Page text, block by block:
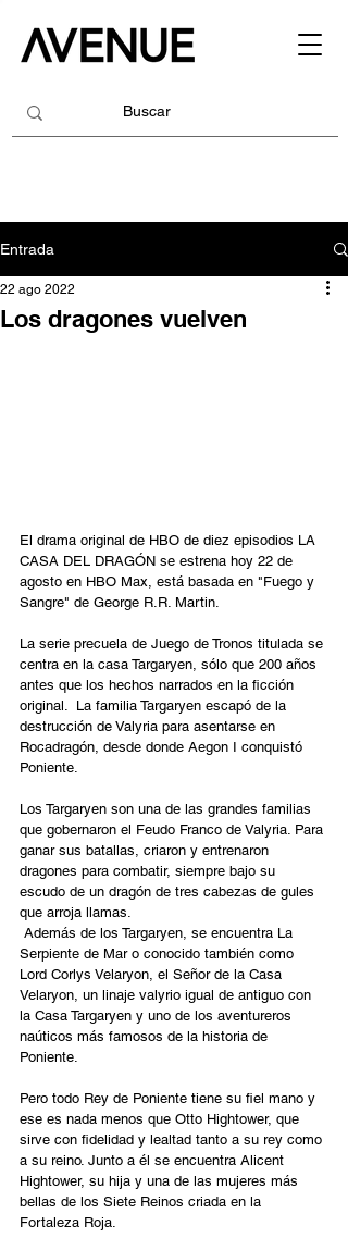
Entrada
Los dragones vuelven
22 ago 2022
El drama original de HBO de diez episodios LA
CASA DEL DRAGÓN se estrena hoy 22 de
agosto en HBO Max, está basada en "Fuego y
Sangre" de George R.R. Martin.
La serie precuela de Juego de Tronos titulada se
centra en la casa Targaryen, sólo que 200 años
antes que los hechos narrados en la ficción
original.  La familia Targaryen escapó de la
destrucción de Valyria para asentarse en
Rocadragón, desde donde Aegon I conquistó
Poniente.
Los Targaryen son una de las grandes familias
que gobernaron el Feudo Franco de Valyria. Para
ganar sus batallas, criaron y entrenaron
dragones para combatir, siempre bajo su
escudo de un dragón de tres cabezas de gules
que arroja llamas.
Serpiente de Mar o conocido también como
Lord Corlys Velaryon, el Señor de la Casa
Velaryon, un linaje valyrio igual de antiguo con
la Casa Targaryen y uno de los aventureros
naúticos más famosos de la historia de
Poniente.
Pero todo Rey de Poniente tiene su fiel mano y
ese es nada menos que Otto Hightower, que
sirve con fidelidad y lealtad tanto a su rey como
a su reino. Junto a él se encuentra Alicent
Hightower, su hija y una de las mujeres más
bellas de los Siete Reinos criada en la
Fortaleza Roja.